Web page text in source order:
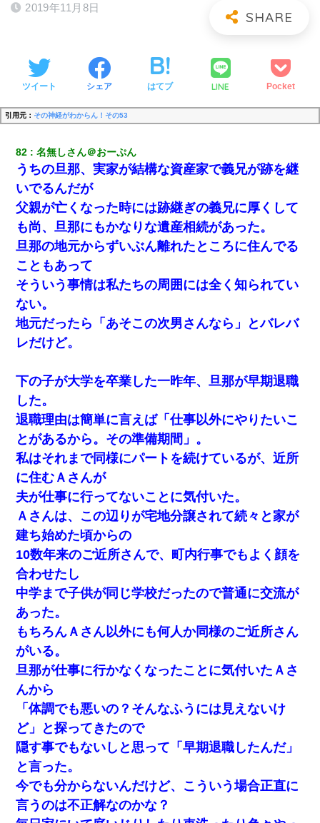
2019年11月8日
ツイート シェア はてブ LINE Pocket
引用元： その神経がわからん！その53
82 名無しさん＠おーぷん
うちの旦那、実家が結構な資産家で義兄が跡を継
いでるんだが
父親が亡くなった時には跡継ぎの義兄に厚くして
も尚、旦那にもかなりな遺産相続があった。
旦那の地元からずいぶん離れたところに住んでる
こともあって
そういう事情は私たちの周囲には全く知られてい
ない。
地元だったら「あそこの次男さんなら」とバレバ
レだけど。
下の子が大学を卒業した一昨年、旦那が早期退職
した。
退職理由は簡単に言えば「仕事以外にやりたいこ
とがあるから。その準備期間」。
私はそれまで同様にパートを続けているが、近所
に住むＡさんが
夫が仕事に行ってないことに気付いた。
Ａさんは、この辺りが宅地分譲されて続々と家が
建ち始めた頃からの
10数年来のご近所さんで、町内行事でもよく顔を
合わせたし
中学まで子供が同じ学校だったので普通に交流が
あった。
もちろんＡさん以外にも何人か同様のご近所さん
がいる。
旦那が仕事に行かなくなったことに気付いたＡさ
んから
「体調でも悪いの？そんなふうには見えないけ
ど」と探ってきたので
隠す事でもないしと思って「早期退職したんだ」
と言った。
今でも分からないんだけど、こういう場合正直に
言うのは不正解なのかな？